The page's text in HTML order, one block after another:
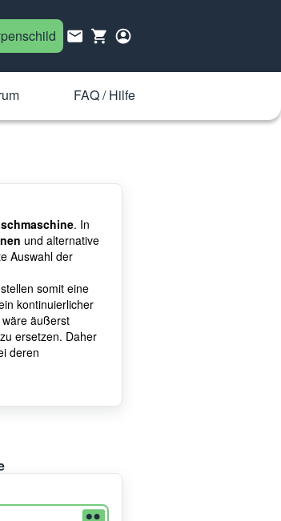
FAQ / Hilfe
. In
und alternative
Auswahl der
somit eine
kontinuierlicher
äußerst
zu ersetzen. Daher
deren